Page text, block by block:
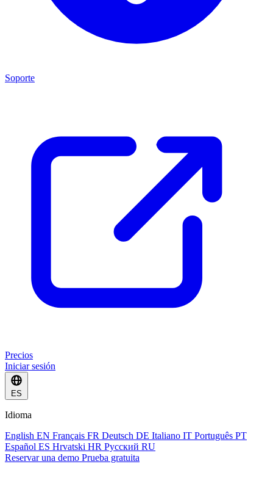
Soporte
Precios
Iniciar sesión
ES
Idioma
English EN Français FR Deutsch DE Italiano IT Português PT
Español ES Hrvatski HR Русский RU
Reservar una demo Prueba gratuita